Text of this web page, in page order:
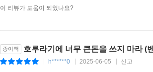
이 리뷰가 도움이 되었나요?
종이책 호루라기에 너무 큰돈을 쓰지 마라 (
h******0 2025-06-05 신고